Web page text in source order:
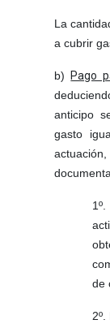
La
a cubrir
b) Pago
anticipo
gasto
de